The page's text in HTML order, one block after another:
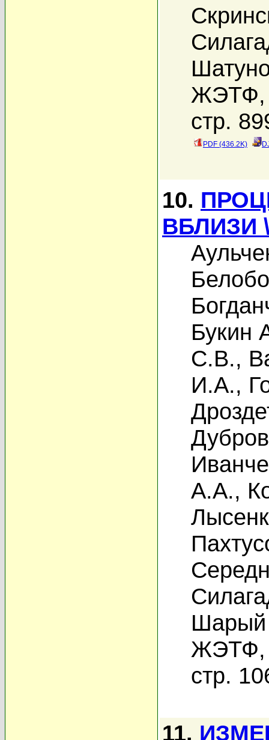
ЖЭТФ,
стр.
PDF (436.2K)
10.
ВБЛИЗИ
Букин
С.В.,
И.А.,
А.А.,
ЖЭТФ,
стр.
11.